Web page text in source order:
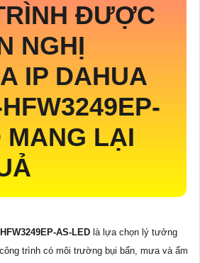
ĐƯỢC
NGHỊ
IP DAHUA
MANG LẠI
AS-LED là lựa chọn lý tưởng
trình có môi trường bụi bẩn, mưa và ẩm